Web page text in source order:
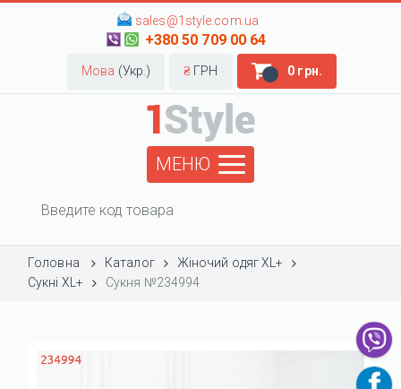
sales@1style.com.ua
+380 50 709 00 64
Мова (Укр.) ₴ ГРН 0 грн.
МЕНЮ
Головна Каталог
Жіночий одяг XL+
Сукні XL+
Сукня №234994